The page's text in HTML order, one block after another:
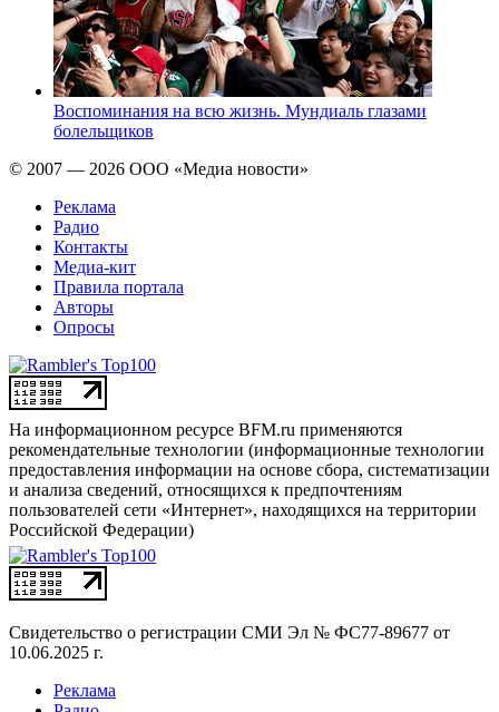
Воспоминания на всю жизнь. Мундиаль глазами
болельщиков
© 2007 — 2026 ООО «Медиа новости»
Реклама
Радио
Контакты
Медиа-кит
Правила портала
Авторы
Опросы
На информационном ресурсе BFM.ru применяются
рекомендательные технологии (информационные технологии
предоставления информации на основе сбора, систематизации
и анализа сведений, относящихся к предпочтениям
пользователей сети «Интернет», находящихся на территории
Российской Федерации)
Свидетельство о регистрации СМИ Эл № ФС77-89677 от
10.06.2025 г.
Реклама